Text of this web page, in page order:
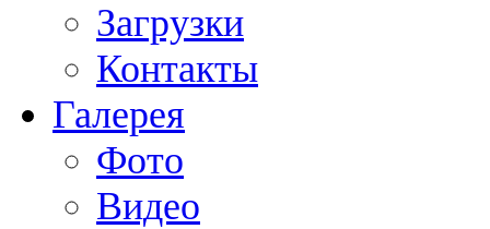
Загрузки
Контакты
Галерея
Фото
Видео